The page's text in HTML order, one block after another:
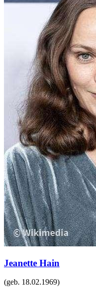
Jeanette Hain
(geb. 18.02.1969)